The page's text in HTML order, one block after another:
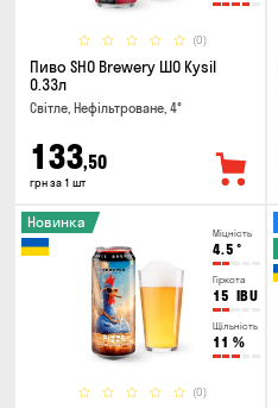
(0)
Пиво SHO Brewery ШО Kysil
0.33л
Світле, Нефільтроване, 4°
133,50
грн за 1 шт
Міцність
4.5 °
Гіркота
15 IBU
Щільність
11 %
(0)
Новинка